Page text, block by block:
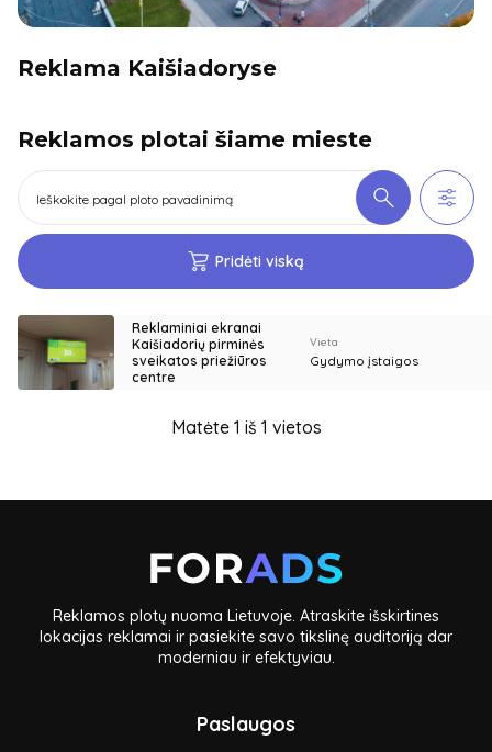
Reklama Kaišiadoryse
Reklamos plotai šiame mieste
Pridėti viską
Reklaminiai ekranai
Kaišiadorių pirminės
sveikatos priežiūros
centre
Vieta
Gydymo įstaigos
Matėte 1 iš 1 vietos
Reklamos plotų nuoma Lietuvoje. Atraskite išskirtines
lokacijas reklamai ir pasiekite savo tikslinę auditoriją dar
moderniau ir efektyviau.
Paslaugos